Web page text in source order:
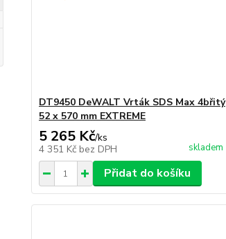
DT9450 DeWALT Vrták SDS Max 4břitý
52 x 570 mm EXTREME
5 265 Kč/ks
4 351 Kč bez DPH skladem
Přidat do košíku